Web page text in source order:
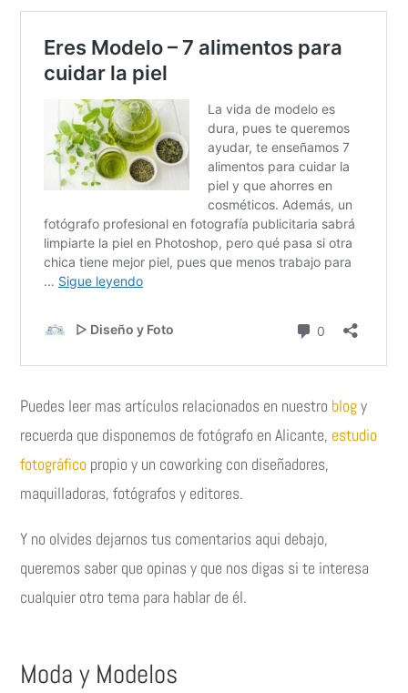
Puedes leer mas artículos relacionados en nuestro blogy
recuerda que disponemos de fotógrafo en Alicante, estudio
fotográfico propio y un coworking con diseñadores,
maquilladoras, fotógrafos y editores.
Y no olvides dejarnos tus comentarios aqui debajo,
queremos saber que opinas y que nos digas si te interesa
cualquier otro tema para hablar de él.
Moda y Modelos